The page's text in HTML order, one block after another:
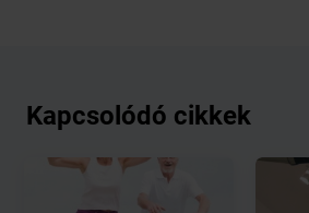
Kapcsolódó cikkek